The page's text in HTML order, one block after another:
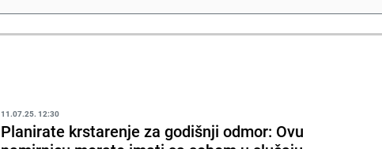
11.07.25. 12:30
Planirate krstarenje za godišnji odmor: Ovu